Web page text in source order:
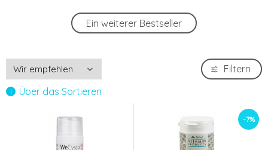
Protevit 37 150g
9.88 EUR
Ein weiterer Bestseller
Über das Sortieren
Filtern
-7%